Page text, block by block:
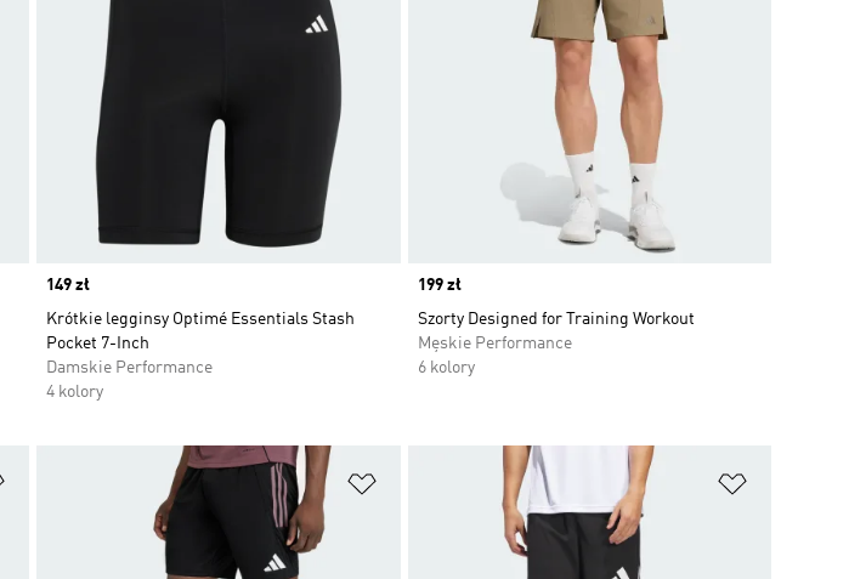
Price
149 zł
Krótkie legginsy Optimé Essentials Stash
Pocket 7-Inch
Damskie Performance
4 kolory
Price
199 zł
Szorty Designed for Training Workout
Męskie Performance
6 kolory
Dodaj do listy życzeń Dodaj do listy życzeń